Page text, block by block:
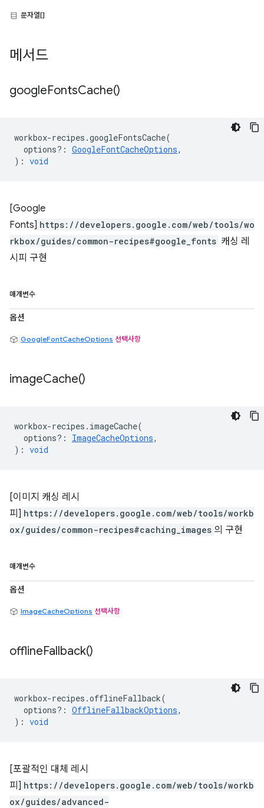
문자열[]
메서드
googleFontsCache()
workbox-recipes .googleFontsCache(
options? : GoogleFontCacheOptions,
) : void
[Google
Fonts] https://developers.google.com/web/tools/wo
rkbox/guides/common-recipes#google_fonts 캐싱 레
시피 구현
매개변수
옵션
GoogleFontCacheOptions 선택사항
imageCache()
workbox-recipes . imageCache(
options? : ImageCacheOptions,
) : void
[이미지 캐싱 레시
피] https://developers.google.com/web/tools/workb
ox/guides/common-recipes#caching_images 의 구현
매개변수
옵션
ImageCacheOptions 선택사항
offlineFallback()
workbox-recipes .offlineFallback(
options? : OfflineFallbackOptions,
) : void
[포괄적인 대체 레시
피] https://developers.google.com/web/tools/workb
ox/guides/advanced-